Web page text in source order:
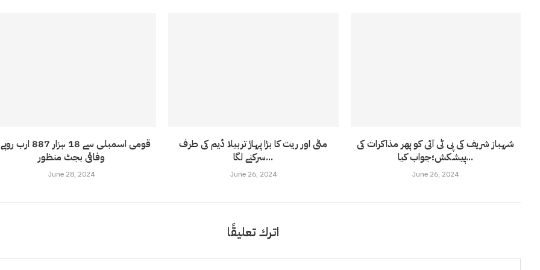
قومی اسمبلی سے 18 ہزار 887
وفاقی بجٹ منظور
June 28, 2024
مٹی اور ریت کا بڑا پہاڑ تربیلا ڈیم کی طرف
سرکنے لگا...
June 26, 2024
شہباز شریف کی پی ٹی آئی کو پھر مذاکرات کی
پیشکش؛جواب کیا...
June 26, 2024
اترك تعليقًا